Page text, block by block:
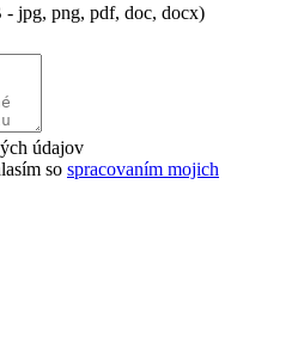
jpg, png, pdf, doc, docx)
údajov
so spracovaním mojich